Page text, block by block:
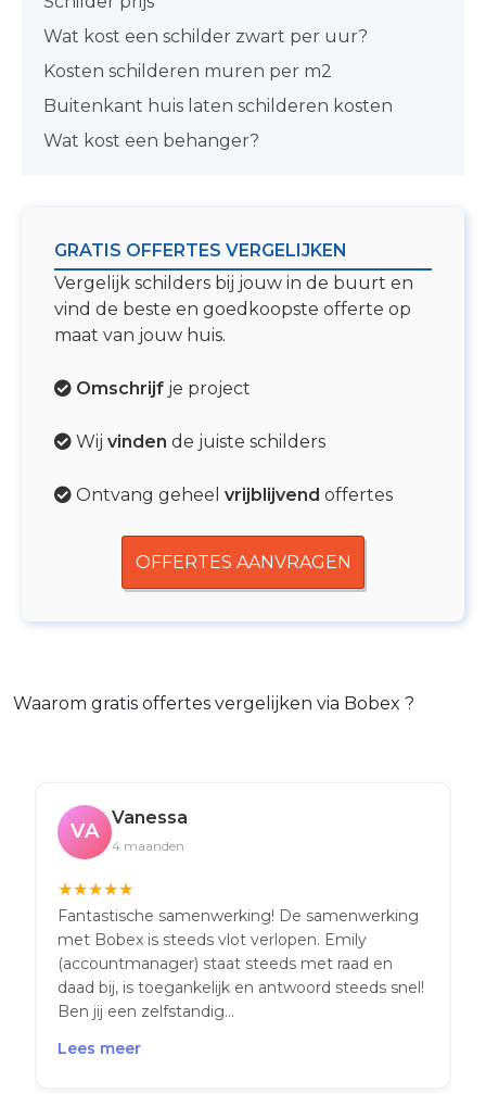
Wat kost een schilder zwart per uur?
Kosten schilderen muren per m2
Buitenkant huis laten schilderen kosten
Wat kost een behanger?
GRATIS OFFERTES VERGELIJKEN
Vergelijk schilders bij jouw in de buurt en
vind de beste en goedkoopste offerte op
maat van jouw huis.
Omschrijf je project
Wij vinden de juiste schilders
Ontvang geheel vrijblijvend offertes
OFFERTES AANVRAGEN
Waarom gratis offertes vergelijken via Bobex ?
VA
Vanessa
4 maanden
★★★★★
Fantastische samenwerking! De samenwerking
met Bobex is steeds vlot verlopen. Emily
(accountmanager) staat steeds met raad en
daad bij, is toegankelijk en antwoord steeds snel!
Ben jij een zelfstandig...
Lees meer